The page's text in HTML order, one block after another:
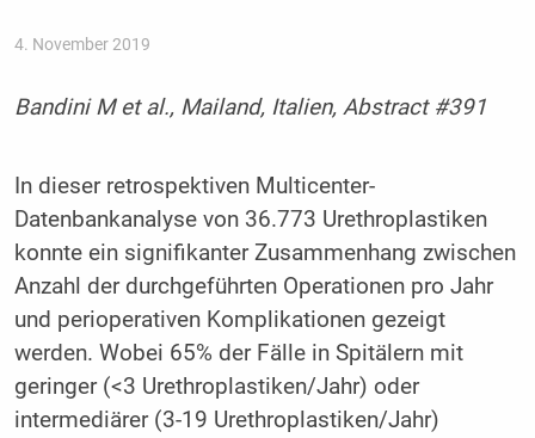
4. November 2019
Bandini M et al., Mailand, Italien, Abstract #391
In dieser retrospektiven Multicenter-
Datenbankanalyse von 36.773 Urethroplastiken
konnte ein signifikanter Zusammenhang zwischen
Anzahl der durchgeführten Operationen pro Jahr
und perioperativen Komplikationen gezeigt
werden. Wobei 65% der Fälle in Spitälern mit
geringer (<3 Urethroplastiken/Jahr) oder
intermediärer (3-19 Urethroplastiken/Jahr)